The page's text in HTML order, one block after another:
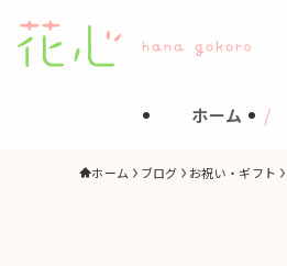
ホーム
ホーム ブログ お祝い・ギフト